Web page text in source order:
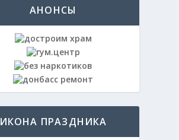
АНОНСЫ
ИКОНА ПРАЗДНИКА